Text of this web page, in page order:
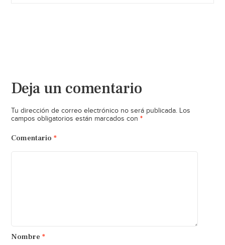
Deja un comentario
Tu dirección de correo electrónico no será publicada. Los
campos obligatorios están marcados con *
Comentario *
Nombre *